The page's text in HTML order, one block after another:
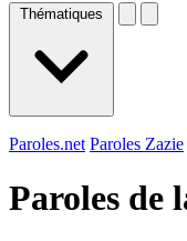
Thématiques
Paroles.net Paroles Zazie
Paroles de